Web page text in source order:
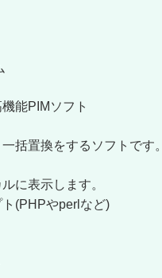
能PIMソフト
括置換をするソフトです。
に表示します。
(PHPやperlなど)